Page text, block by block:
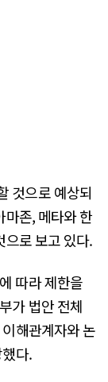
것으로 예상되
마존, 메타와 한
으로 보고 있다.
따라 제한을
가 법안 전체
해관계자와 논
다.